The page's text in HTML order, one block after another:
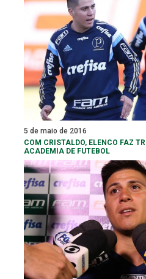
5 de maio de 2016
COM CRISTALDO, ELENCO FAZ
ACADEMIA DE FUTEBOL